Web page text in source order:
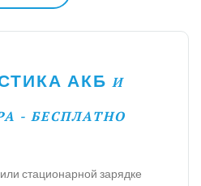
АКБ И
- БЕСПЛАТНО
стационарной зарядке